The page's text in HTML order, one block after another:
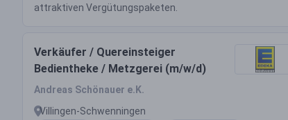
attraktiven Vergütungspaketen.
Verkäufer / Quereinsteiger
Bedientheke / Metzgerei (m/w/d)
Andreas Schönauer e.K.
Villingen-Schwenningen